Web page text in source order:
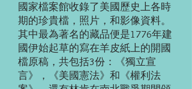
國家檔案館收錄了美國歷史上各時
期的珍貴檔，照片，和影像資料。
其中最為著名的藏品便是1776年建
國伊始起草的寫在羊皮紙上的開國
檔原稿，共包括3份：《獨立宣
言》，《美國憲法》和《權利法